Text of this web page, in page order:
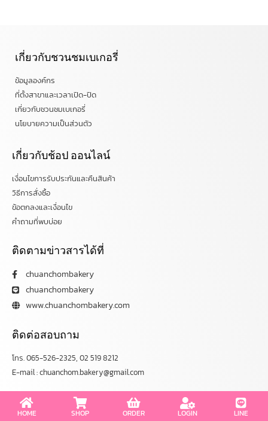
เกี่ยวกับชวนชมเบเกอรี่
ข้อมูลองค์กร
ที่ตั้งสาขาและเวลาเปิด-ปิด
เกี่ยวกับชวนชมเบเกอรี่
นโยบายความเป็นส่วนตัว
เกี่ยวกับช้อป ออนไลน์
เงื่อนไขการรับประกันและคืนสินค้า
วิธีการสั่งซื้อ
ข้อตกลงและเงื่อนไข
คำถามที่พบบ่อย
ติดตามข่าวสารได้ที่
chuanchombakery
chuanchombakery
www.chuanchombakery.com
ติดต่อสอบถาม
โทร. 065-526-2325, 02 519 8212
E-mail : chuanchom.bakery@gmail.com
Copyright © 2012–2023 chuanchombakery.com All rights reserved.
HOME SHOP ORDER LOGIN LINE